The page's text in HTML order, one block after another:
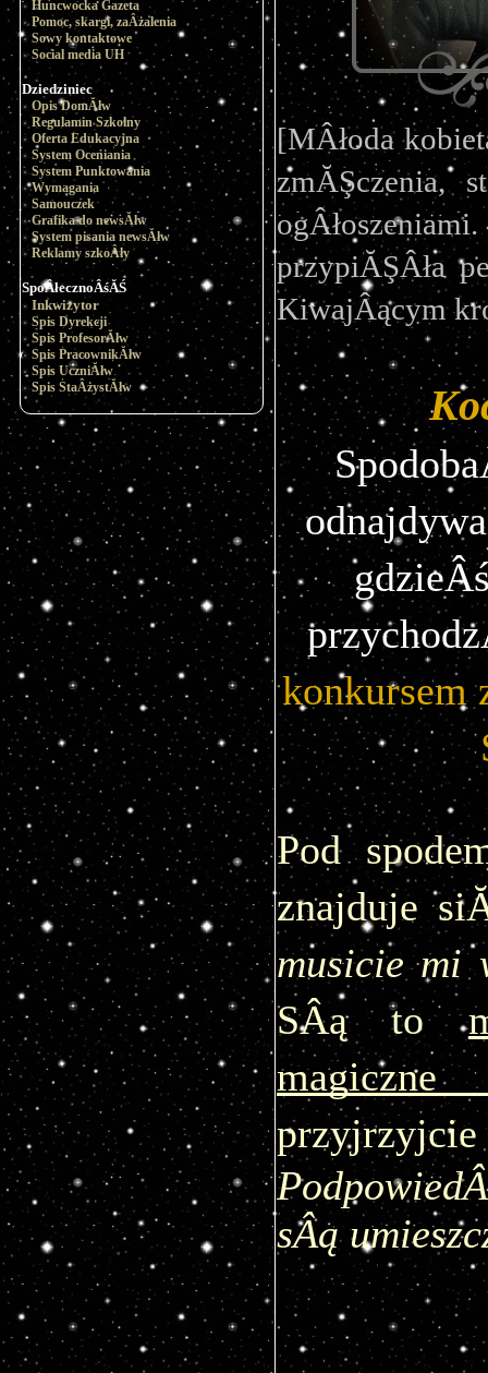
Huncwocka Gazeta
Pomoc, skargi, zaÂżalenia
Sowy kontaktowe
Social media UH
Dziedziniec
Opis DomĂłw
Regulamin Szkolny
Oferta Edukacyjna
System Oceniania
System Punktowania
Wymagania
Samouczek
Grafika do newsĂłw
System pisania newsĂłw
Reklamy szkoÂły
SpoÂłecznoÂśĂŚ
Inkwizytor
Spis Dyrekcji
Spis ProfesorĂłw
Spis PracownikĂłw
Spis UczniĂłw
Spis StaÂżystĂłw
[MÂłoda
zmĂŞczenia,
przypiĂŞÂła
KiwajÂącym
konkursem
Pod
znajduje
musicie
SÂą to
magiczne
przyjrzyjcie
sÂą